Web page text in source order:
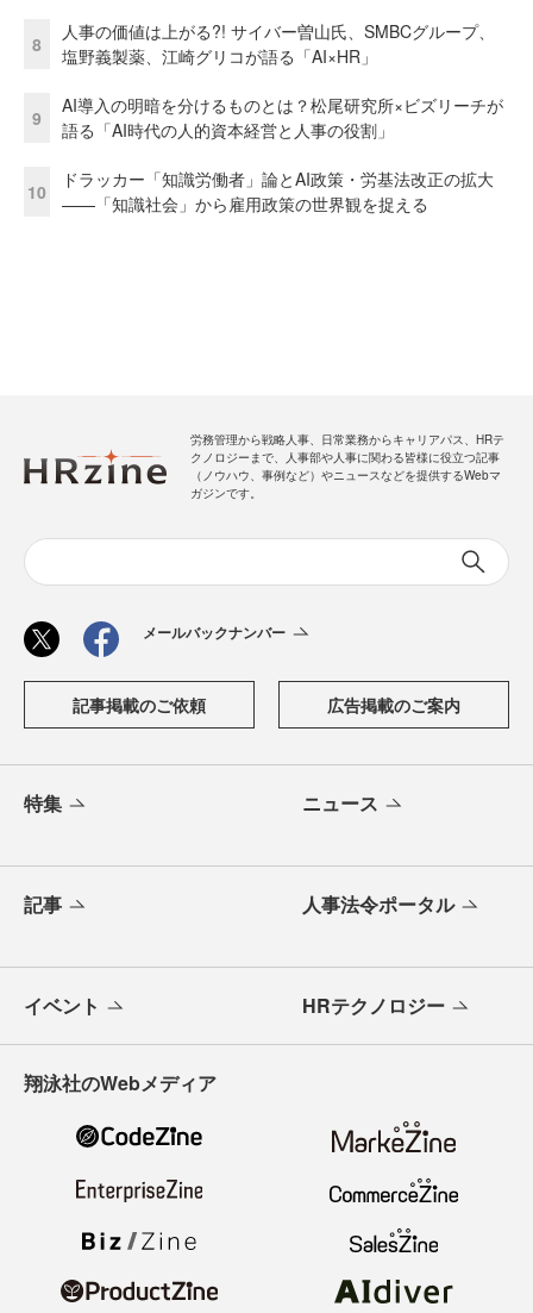
8
人事の価値は上がる?! サイバー曽山氏、SMBCグループ、
塩野義製薬、江崎グリコが語る「AI×HR」
9
AI導入の明暗を分けるものとは？松尾研究所×ビズリーチが
語る「AI時代の人的資本経営と人事の役割」
10
ドラッカー「知識労働者」論とAI政策・労基法改正の拡大
——「知識社会」から雇用政策の世界観を捉える
労務管理から戦略人事、日常業務からキャリアパス、HRテ
クノロジーまで、人事部や人事に関わる皆様に役立つ記事
（ノウハウ、事例など）やニュースなどを提供するWebマ
ガジンです。
メールバックナンバー
記事掲載のご依頼 広告掲載のご案内
特集 ニュース
記事 人事法令ポータル
イベント HRテクノロジー
翔泳社のWebメディア